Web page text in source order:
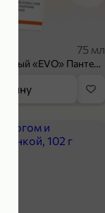
75 мл
Крем универсальный «EVO» Пантенол, 75 мл